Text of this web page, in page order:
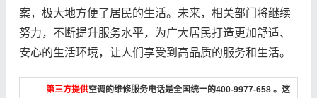
案，极大地方便了居民的生活。未来，相关部门将继续
努力，不断提升服务水平，为广大居民打造更加舒适、
安心的生活环境，让人们享受到高品质的服务和生活。
第三方提供空调的维修服务电话是全国统一的400-9977-658 。这